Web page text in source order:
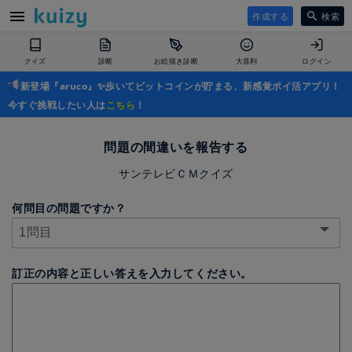
作成する 検索
クイズ 診断 お絵描き診断 大喜利 ログイン
新登場『aruco』✨歩いてビットコインが貯まる、新感覚ポイ活アプリ！
今すぐ挑戦したい人はこちら ！
問題の間違いを報告する
サンテレビＣＭクイズ
何問目の問題ですか？
訂正の内容と正しい答えを入力してください。